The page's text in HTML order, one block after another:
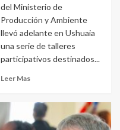
del Ministerio de
Producción y Ambiente
llevó adelante en Ushuaia
una serie de talleres
participativos destinados...
Leer Mas